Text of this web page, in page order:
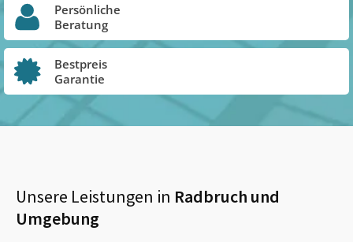
Persönliche
Beratung
Bestpreis
Garantie
Unsere Leistungen in Radbruch und
Umgebung